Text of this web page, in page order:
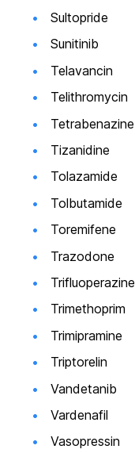
Sultopride
Sunitinib
Telavancin
Telithromycin
Tetrabenazine
Tizanidine
Tolazamide
Tolbutamide
Toremifene
Trazodone
Trifluoperazine
Trimethoprim
Trimipramine
Triptorelin
Vandetanib
Vardenafil
Vasopressin